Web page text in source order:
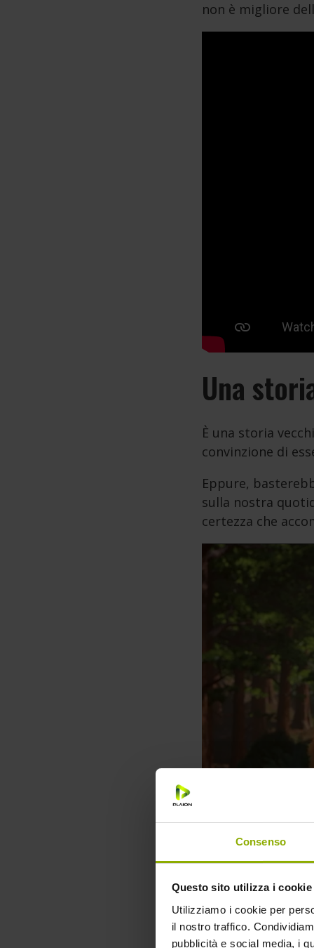
Consenso
Questo sito utilizza i cookie
Utilizziamo i cookie per
il nostro traffico.
pubblicità e social media, i
non è migliore
Una
È una storia
convinzione di
Eppure,
sulla nostra
certezza che
Persino Adam, il
realtà a lui
importante di sé,
ricco di sorprese